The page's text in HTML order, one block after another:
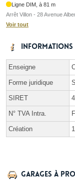
Ligne DIM, à 81 m
Arrêt Villon - 28 Avenue
Voir tout
Informations
Enseigne
Forme juridique
SIRET
N° TVA Intra.
Création
Garages à